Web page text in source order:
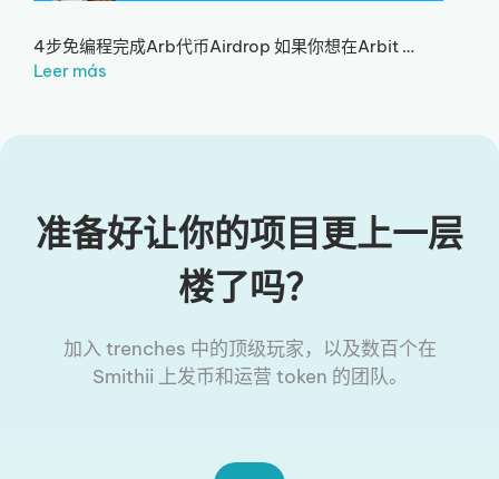
4步免编程完成Arb代币Airdrop 如果你想在Arbit …
Leer más
准备好让你的项目更上一层
楼了吗？
加入 trenches 中的顶级玩家，以及数百个在
Smithii 上发币和运营 token 的团队。